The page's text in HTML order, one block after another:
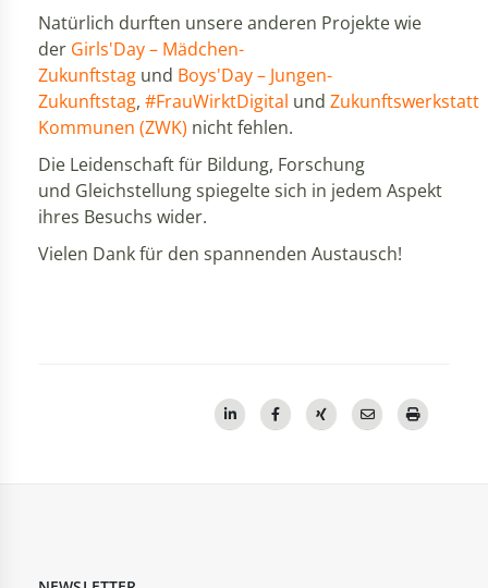
Natürlich durften unsere anderen Projekte wie
der Girls'Day – Mädchen-
Zukunftstag und Boys'Day – Jungen-
Zukunftstag, #FrauWirktDigital und Zukunftswerkstatt
Kommunen (ZWK) nicht fehlen.
Die Leidenschaft für Bildung, Forschung
und Gleichstellung spiegelte sich in jedem Aspekt
ihres Besuchs wider.
Vielen Dank für den spannenden Austausch!